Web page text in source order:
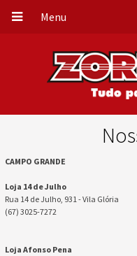
Menu
CAMPO GRANDE
Loja 14 de Julho
Rua 14 de Julho, 931 - Vila Glória
(67) 3025-7272
Loja Afonso Pena